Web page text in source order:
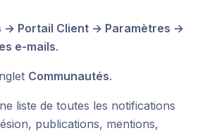
→ Portail Client → Paramètres →
e-mails.
Communautés.
liste de toutes les notifications
publications, mentions,